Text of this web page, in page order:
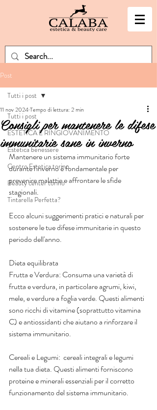
Post
Tutti i post
ESTETICA E RINGIOVANIMENTO
Estetica benessere
Centro Estetica torino
Beauty center torino
Tintarella Perfetta?
Tutti i post
Consigli per mantenere le difese
immunitarie sane in inverno
11 nov 2024Tempo di lettura: 2 min
Mantenere un sistema immunitario forte
durante l'inverno è fondamentale per
prevenire malattie e affrontare le sfide
stagionali.
Ecco alcuni suggerimenti pratici e naturali per
sostenere le tue difese immunitarie in questo
periodo dell'anno.
Dieta equilibrata
Frutta e Verdura: Consuma una varietà di
frutta e verdura, in particolare agrumi, kiwi,
mele, e verdure a foglia verde. Questi alimenti
sono ricchi di vitamine (soprattutto vitamina
C) e antiossidanti che aiutano a rinforzare il
sistema immunitario.
Cereali e Legumi:  cereali integrali e legumi
nella tua dieta. Questi alimenti forniscono
proteine e minerali essenziali per il corretto
funzionamento del sistema immunitario.